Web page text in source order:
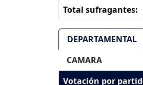
Total sufragantes:
DEPARTAMENTAL
CAMARA
Votación por